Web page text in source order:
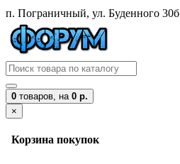
п. Пограничный, ул. Буденного 30б
0 товаров, на 0 р.
×
Корзина покупок